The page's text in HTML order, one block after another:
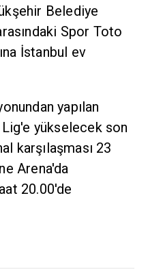
Belediye
Spor Toto
İstanbul ev
yapılan
yükselecek son
karşılaşması 23
Arena'da
20.00'de